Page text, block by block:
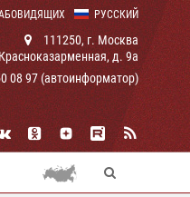
РУССКИЙ
111250, г. Москва
д. 9а
08 97 (автоинформатор)